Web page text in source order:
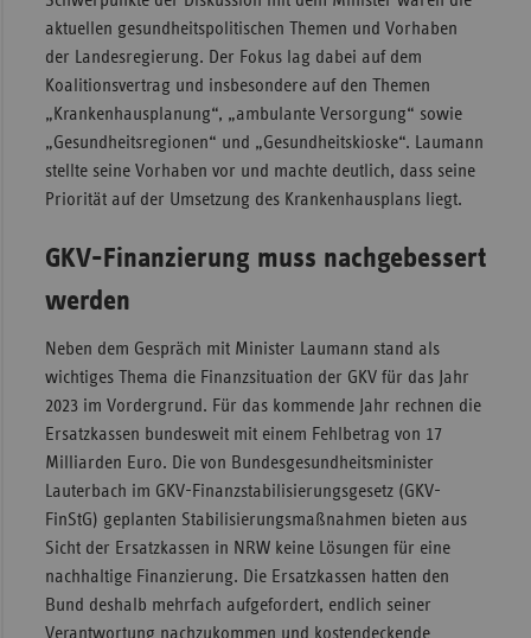
aktuellen gesundheitspolitischen Themen und Vorhaben
der Landesregierung. Der Fokus lag dabei auf dem
Koalitionsvertrag und insbesondere auf den Themen
„Krankenhausplanung“, „ambulante Versorgung“ sowie
„Gesundheitsregionen“ und „Gesundheitskioske“. Laumann
stellte seine Vorhaben vor und machte deutlich, dass seine
Priorität auf der Umsetzung des Krankenhausplans liegt.
GKV-Finanzierung muss nachgebessert
werden
Neben dem Gespräch mit Minister Laumann stand als
wichtiges Thema die Finanzsituation der GKV für das Jahr
2023 im Vordergrund. Für das kommende Jahr rechnen die
Ersatzkassen bundesweit mit einem Fehlbetrag von 17
Milliarden Euro. Die von Bundesgesundheitsminister
Lauterbach im GKV-Finanzstabilisierungsgesetz (GKV-
FinStG) geplanten Stabilisierungsmaßnahmen bieten aus
Sicht der Ersatzkassen in NRW keine Lösungen für eine
nachhaltige Finanzierung. Die Ersatzkassen hatten den
Bund deshalb mehrfach aufgefordert, endlich seiner
Verantwortung nachzukommen und kostendeckende